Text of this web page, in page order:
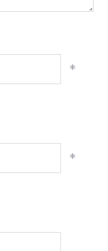
*
*